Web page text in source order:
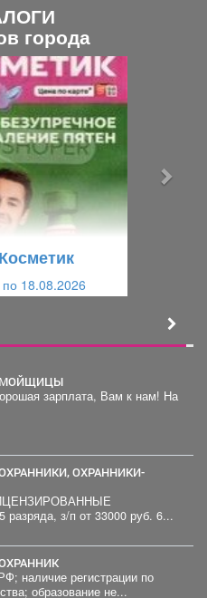
города
18.08.2026
МОЙЩИЦЫ
зарплата, Вам к нам! На
ОХРАННИКИ 5 разряда, з/п от 33000 руб. 6...
ОХРАННИК
по
месту жительства; образование не...